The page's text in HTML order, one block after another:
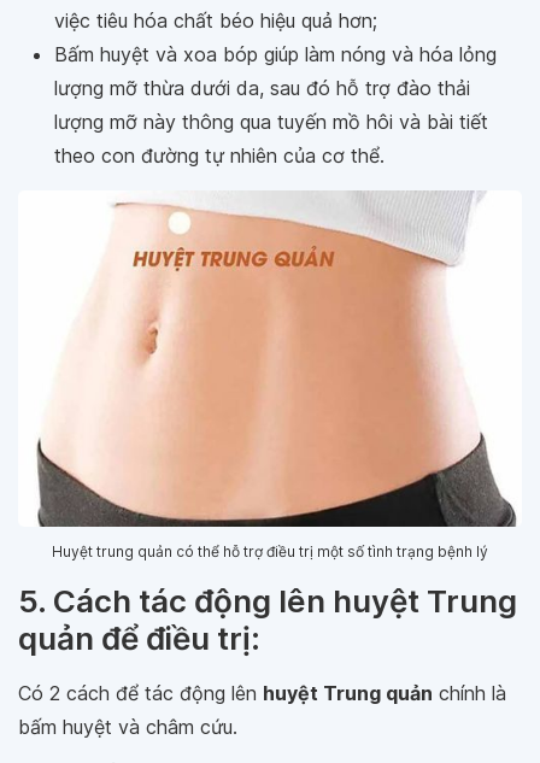
việc tiêu hóa chất béo hiệu quả hơn;
Bấm huyệt và xoa bóp giúp làm nóng và hóa lỏng
lượng mỡ thừa dưới da, sau đó hỗ trợ đào thải
lượng mỡ này thông qua tuyến mồ hôi và bài tiết
theo con đường tự nhiên của cơ thể.
Huyệt trung quản có thể hỗ trợ điều trị một số tình trạng bệnh lý
5. Cách tác động lên huyệt Trung
quản để điều trị:
Có 2 cách để tác động lên huyệt Trung quản chính là
bấm huyệt và châm cứu.